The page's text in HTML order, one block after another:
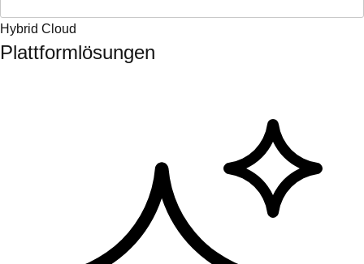
Hybrid Cloud
Plattformlösungen